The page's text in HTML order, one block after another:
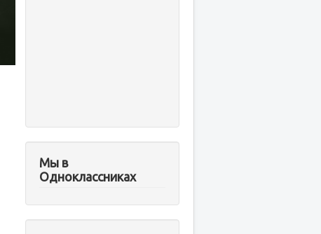
Мы в
Одноклассниках